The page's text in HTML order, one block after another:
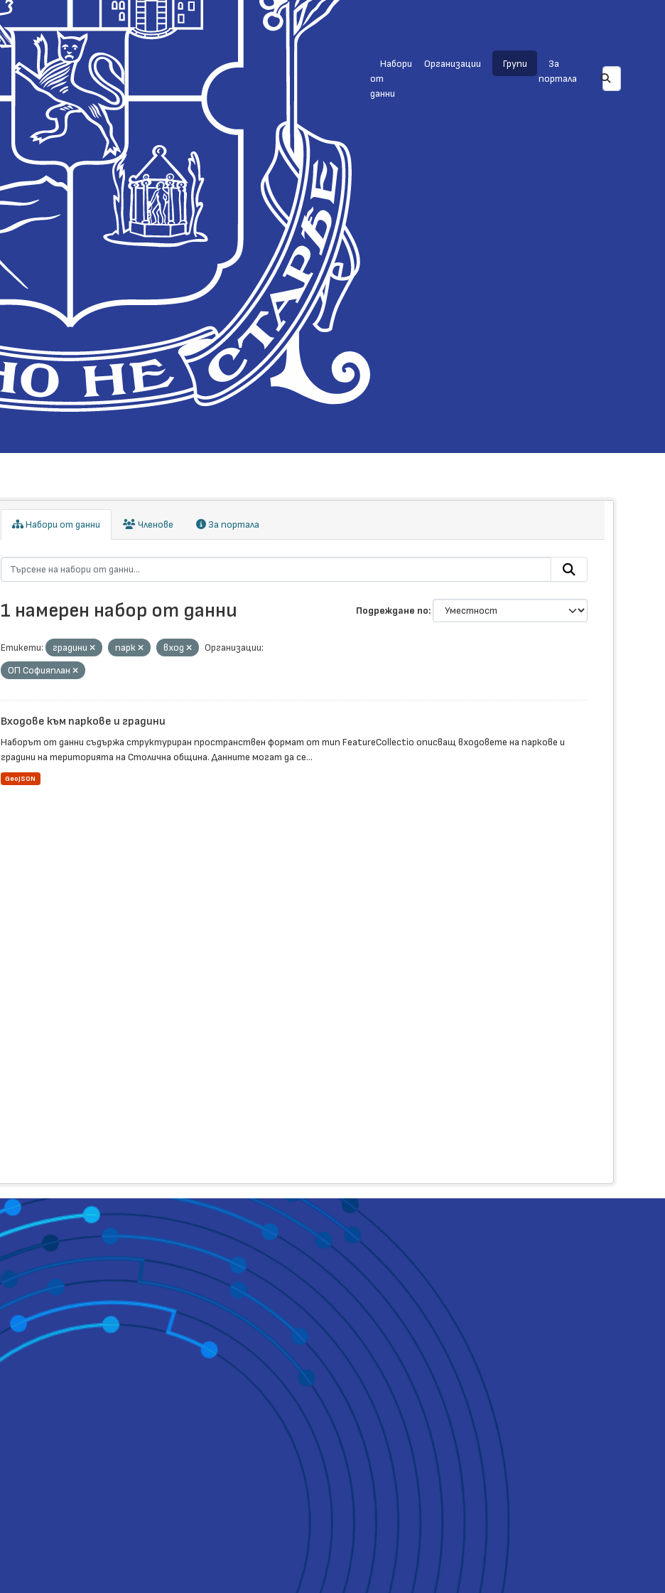
Набори
от
данни
Организации Групи
За
портала
Набори от данни Членове За портала
Подреждане по
1 намерен набор от данни
Етикети: градини парк вход
Организации:
ОП Софияплан
Входове към паркове и градини
Наборът от данни съдържа структуриран пространствен формат от тип FeatureCollectio описващ входовете на паркове и
градини на територията на Столична община. Данните могат да се...
GeoJSON